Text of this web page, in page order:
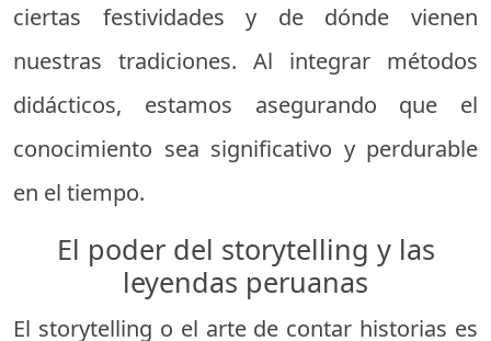
ciertas festividades y de dónde vienen
nuestras tradiciones. Al integrar métodos
didácticos, estamos asegurando que el
conocimiento sea significativo y perdurable
en el tiempo.
El poder del storytelling y las
leyendas peruanas
El storytelling o el arte de contar historias es